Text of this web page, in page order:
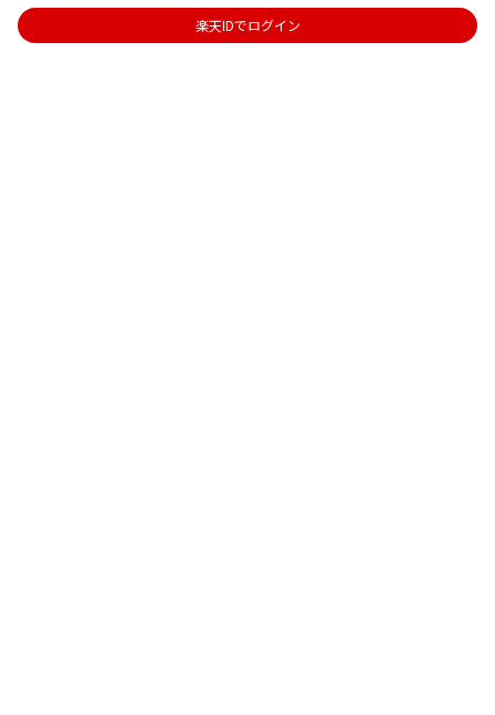
楽天IDでログイン